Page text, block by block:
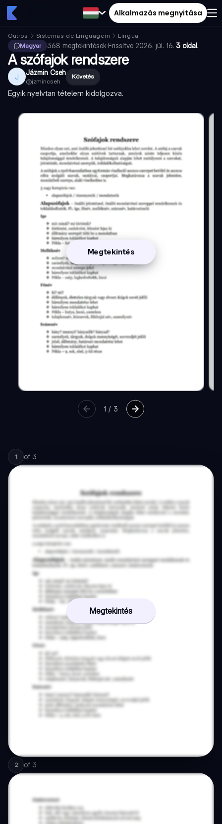
Alkalmazás megnyitása
Outros Sistemas de Linguagem
Língua
Magyar
368 megtekintések·Frissítve 2026. júl. 16.·3 oldal
A szófajok rendszere
J Jázmin Cseh
@jzmincseh
Követés
Egyik nyelvtan tételem kidolgozva.
Megtekintés
1 / 3
1 of 3
Megtekintés
2 of 3